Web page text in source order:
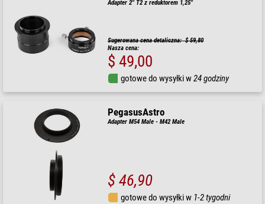
Adapter 2'' T2 z reduktorem 1,25''
Sugerowana cena detaliczna: $ 59,80
Nasza cena:
$ 49,00
gotowe do wysyłki w24 godziny
PegasusAstro
Adapter M54 Male - M42 Male
$ 46,90
gotowe do wysyłki w 1-2 tygodni